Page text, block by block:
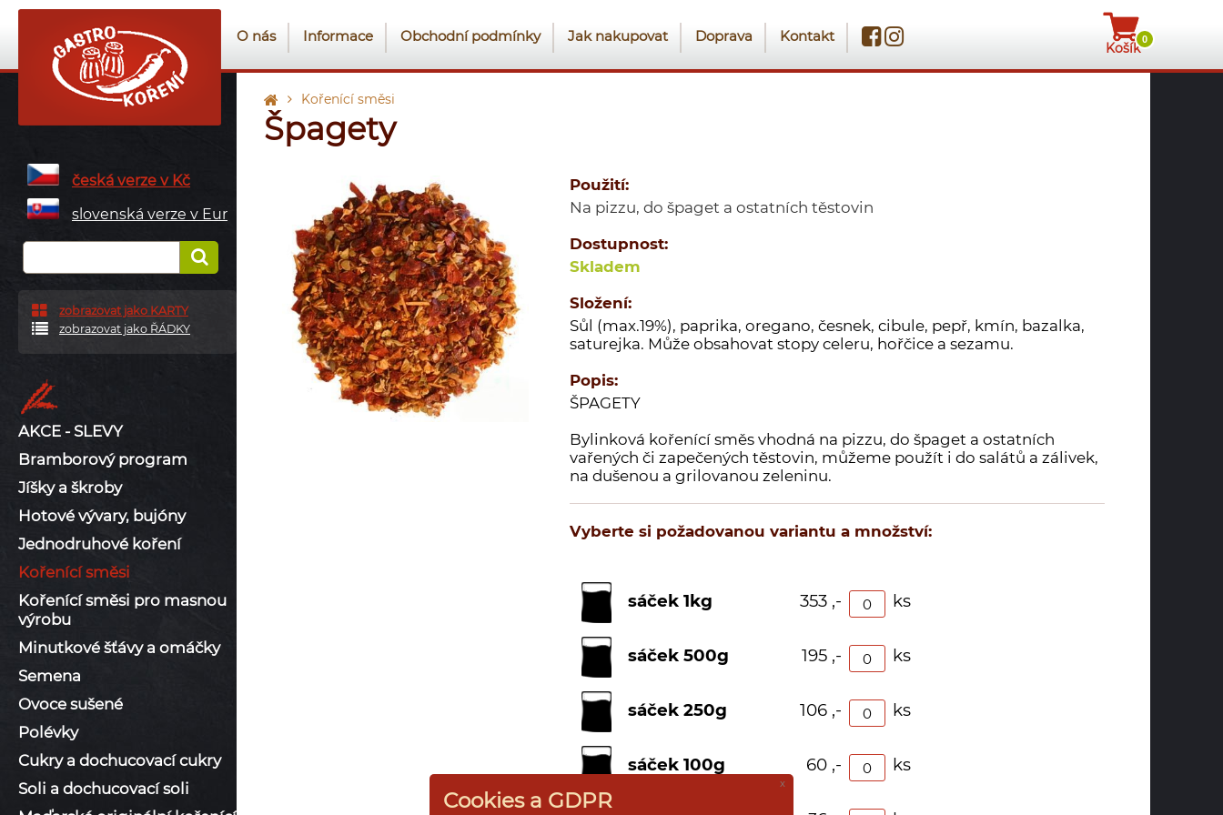
0
Košík
O nás Informace Obchodní podmínky Jak nakupovat Doprava Kontakt
česká verze v Kč
slovenská verze v Eur
zobrazovat jako KARTY
zobrazovat jako ŘÁDKY
AKCE - SLEVY
Bramborový program
Jíšky a škroby
Hotové vývary, bujóny
Jednodruhové koření
Kořenící směsi
Kořenící směsi pro masnou
výrobu
Minutkové šťávy a omáčky
Semena
Ovoce sušené
Polévky
Cukry a dochucovací cukry
Soli a dochucovací soli
Kořenící směsi
Špagety
Použití:
Na pizzu, do špaget a ostatních těstovin
Dostupnost:
Skladem
Složení:
Sůl (max.19%), paprika, oregano, česnek, cibule, pepř, kmín, bazalka,
saturejka. Může obsahovat stopy celeru, hořčice a sezamu.
Popis:
ŠPAGETY
Bylinková kořenící směs vhodná na pizzu, do špaget a ostatních
vařených či zapečených těstovin, můžeme použít i do salátů a zálivek,
na dušenou a grilovanou zeleninu.
Vyberte si požadovanou variantu a množství:
sáček 1kg 353 ,- ks
sáček 500g 195 ,- ks
sáček 250g 106 ,- ks
sáček 100g 60 ,- ks
x
Cookies a GDPR